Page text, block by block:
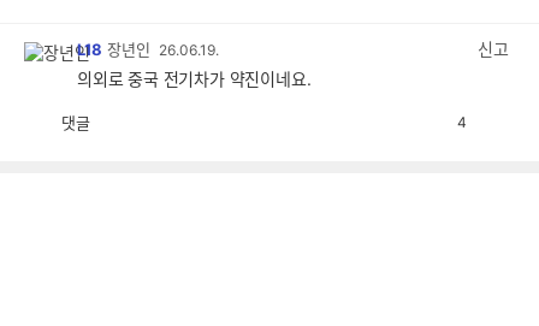
L18 장년인 26.06.19.
신고
의외로 중국 전기차가 약진이네요.
댓글 4